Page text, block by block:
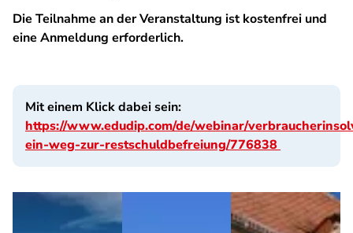
Die Teilnahme an der Veranstaltung ist kostenfrei und
eine Anmeldung erforderlich.
Mit einem Klick dabei sein:
https://www.edudip.com/de/webinar/
ein-weg-zur-restschuldbefreiung/776838